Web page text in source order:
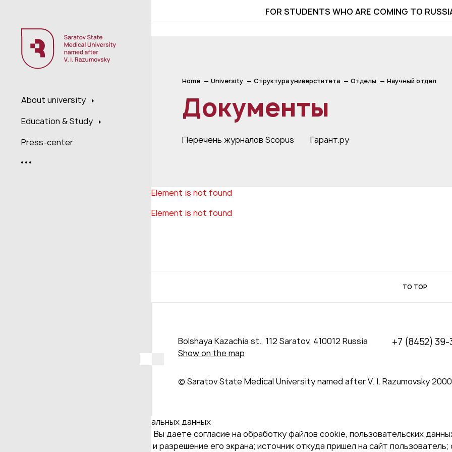
About university
Education & Study
Press-center
FOR STUDENTS WHO ARE COMING TO
Home University Структура универститета Отделы Научный отдел
Документы
Перечень журналов Scopus Гарант.ру
Element is not found
Element is not found
TO TOP
Bolshaya Kazachia st., 112 Saratov, 410012 Russia
Show on the map
+7 (8452)
© Saratov State Medical University named after V. I. Razumovsky
Даю согласие на обработку персональных данных
Продолжая использовать наш сайт, Вы даете согласие на обработку файлов cookie, пользовательских
и версия Браузера; тип устройства и разрешение его экрана; источник откуда пришел на сайт